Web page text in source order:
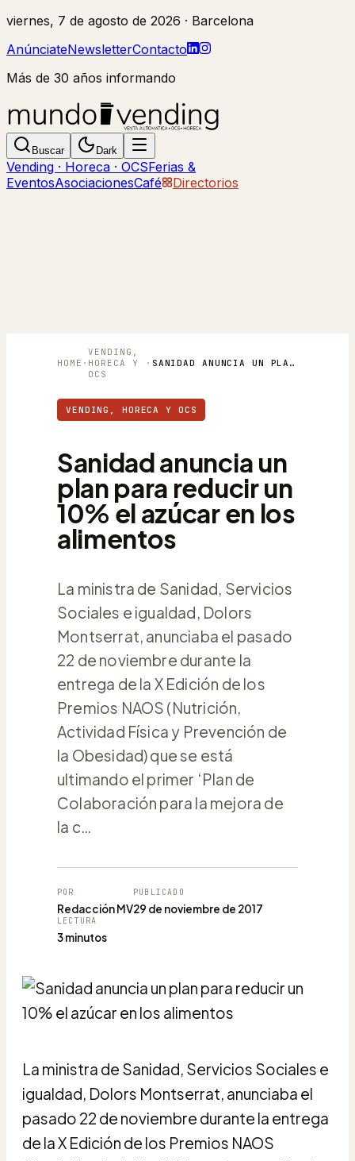
viernes, 7 de agosto de 2026 · Barcelona
AnúnciateNewsletterContacto
Más de 30 años informando
Buscar Dark
Vending · Horeca · OCSFerias &
EventosAsociacionesCafé Directorios
HOME ·
VENDING,
HORECA Y
OCS
· SANIDAD ANUNCIA UN PLAN PARA REDUCIR UN 10% EL AZÚCAR EN LOS ALIMENTOS
VENDING, HORECA Y OCS
Sanidad anuncia un
plan para reducir un
10% el azúcar en los
alimentos
La ministra de Sanidad, Servicios
Sociales e igualdad, Dolors
Montserrat, anunciaba el pasado
22 de noviembre durante la
entrega de la X Edición de los
Premios NAOS (Nutrición,
Actividad Física y Prevención de
la Obesidad) que se está
ultimando el primer ‘Plan de
Colaboración para la mejora de
la c…
POR
Redacción MV
PUBLICADO
29 de noviembre de 2017
LECTURA
3 minutos
La ministra de Sanidad, Servicios Sociales e
igualdad, Dolors Montserrat, anunciaba el
pasado 22 de noviembre durante la entrega
de la X Edición de los Premios NAOS